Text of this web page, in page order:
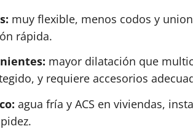
muy flexible, menos codos y
rápida.
mayor dilatación que
y requiere accesorios
agua fría y ACS en viviendas,